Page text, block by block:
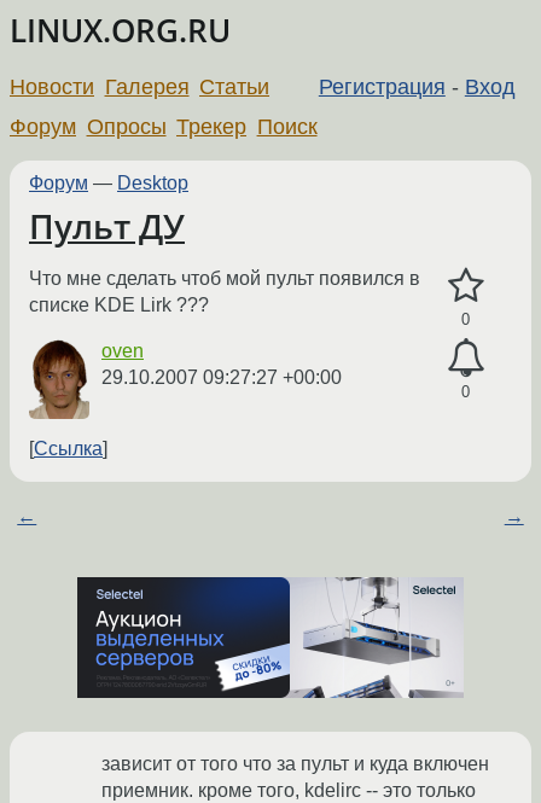
LINUX.ORG.RU
Регистрация - Вход
Новости Галерея Статьи
Форум Опросы Трекер Поиск
Форум — Desktop
Пульт ДУ
0
0
Что мне сделать чтоб мой пульт появился в
списке KDE Lirk ???
oven
29.10.2007 09:27:27 +00:00
Ссылка
← →
зависит от того что за пульт и куда включен
приемник. кроме того, kdelirc -- это только